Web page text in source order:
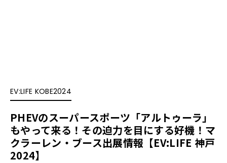
EV:LIFE KOBE2024
PHEVのスーパースポーツ「アルトゥーラ」
もやって来る！その迫力を目にする好機！マ
クラーレン・ブース出展情報【EV:LIFE 神戸
2024】